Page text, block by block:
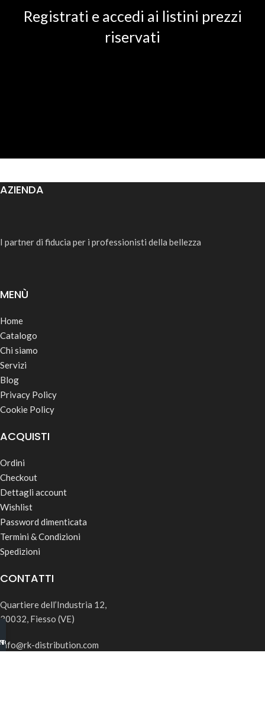
Registrati e accedi ai listini prezzi
riservati
AZIENDA
I partner di fiducia per i professionisti della bellezza
MENÙ
Home
Catalogo
Chi siamo
Servizi
Blog
Privacy Policy
Cookie Policy
ACQUISTI
Ordini
Checkout
Dettagli account
Wishlist
Password dimenticata
Termini & Condizioni
Spedizioni
CONTATTI
Quartiere dell’Industria 12,
30032, Fiesso (VE)
info@rk-distribution.com
B2B